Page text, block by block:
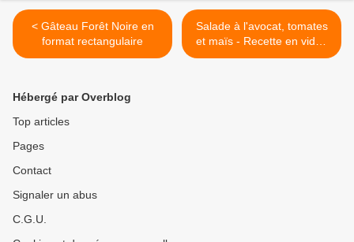
< Gâteau Forêt Noire en
format rectangulaire
Salade à l'avocat, tomates
et maïs - Recette en vidéo
>
Hébergé par Overblog
Top articles
Pages
Contact
Signaler un abus
C.G.U.